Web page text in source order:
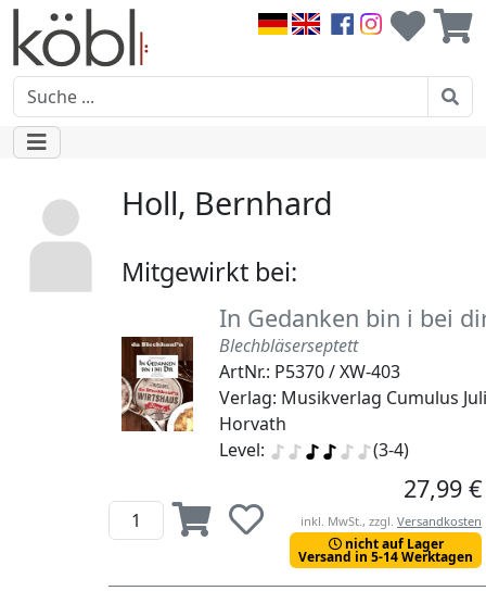
Holl, Bernhard
Mitgewirkt bei:
In Gedanken bin i bei
Blechbläserseptett
ArtNr.: P5370 / XW-403
Verlag: Musikverlag Cumulus
Horvath
Level:
(3-4)
27,99 €
inkl. MwSt., zzgl. Versandkosten
nicht auf Lager
Versand in 5-14 Werktagen